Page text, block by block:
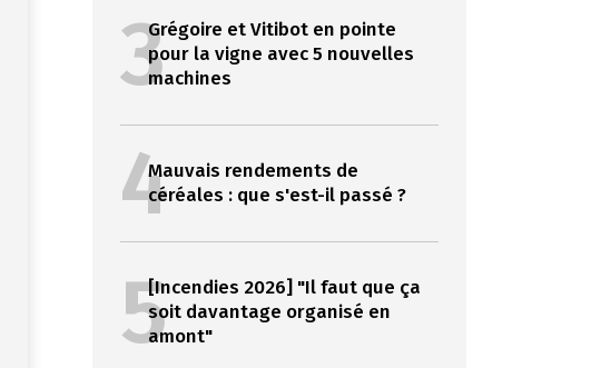
3Grégoire et Vitibot en pointe
pour la vigne avec 5 nouvelles
machines
4Mauvais rendements de
céréales : que s'est-il passé ?
5[Incendies 2026] "Il faut que ça
soit davantage organisé en
amont"